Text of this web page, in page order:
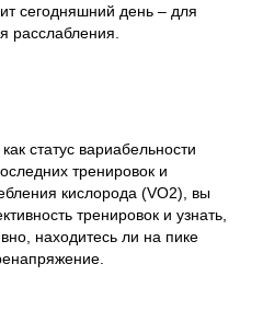
сегодняшний день – для
расслабления.
статус вариабельности
тренировок и
кислорода (VO2), вы
тренировок и узнать,
находитесь ли на пике